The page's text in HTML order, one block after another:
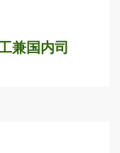
兼国内司